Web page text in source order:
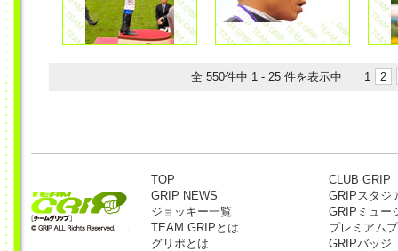
全 550件中 1 - 25 件を表示中 1 2
TOP
GRIP NEWS
ジョッキー一覧
TEAM GRIPとは
グリポとは
CLUB GRIP
GRIPスタジ
GRIPミュー
プレミアム
GRIPバッジ